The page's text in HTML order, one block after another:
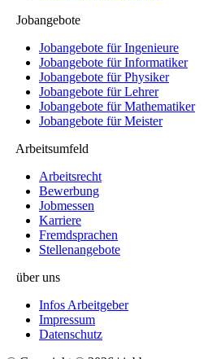
Jobangebote
Jobangebote für Ingenieure
Jobangebote für Informatiker
Jobangebote für Physiker
Jobangebote für Lehrer
Jobangebote für Mathematiker
Jobangebote für Meister
Arbeitsumfeld
Arbeitsrecht
Bewerbung
Jobmessen
Karriere
Fremdsprachen
Stellenangebote
über uns
Infos Arbeitgeber
Impressum
Datenschutz